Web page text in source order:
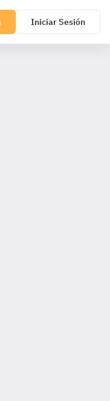
Iniciar Sesión
de 26 de noviembre, de